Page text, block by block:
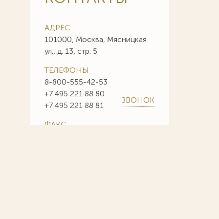
АДРЕС
101000, Москва, Мясницкая
ул., д. 13, стр. 5
ТЕЛЕФОНЫ
8-800-555-42-53
+7 495 221 88 80
+7 495 221 88 81
ЗВОНОК
ФАКС